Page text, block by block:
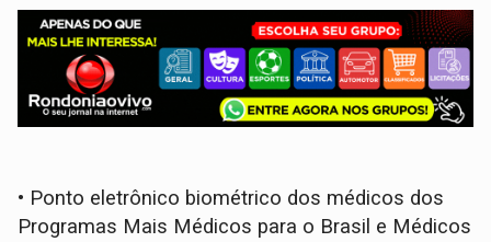
• Ponto eletrônico biométrico dos médicos dos
Programas Mais Médicos para o Brasil e Médicos